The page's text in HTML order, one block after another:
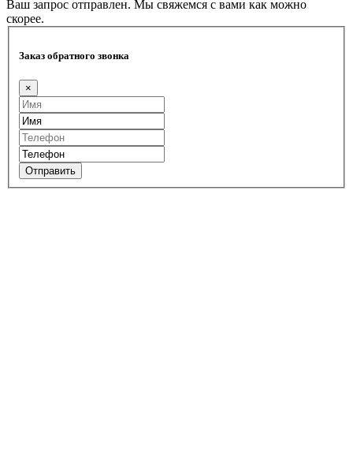
Ваш запрос отправлен. Мы свяжемся с вами как можно
скорее.
Заказ обратного звонка
×
Отправить